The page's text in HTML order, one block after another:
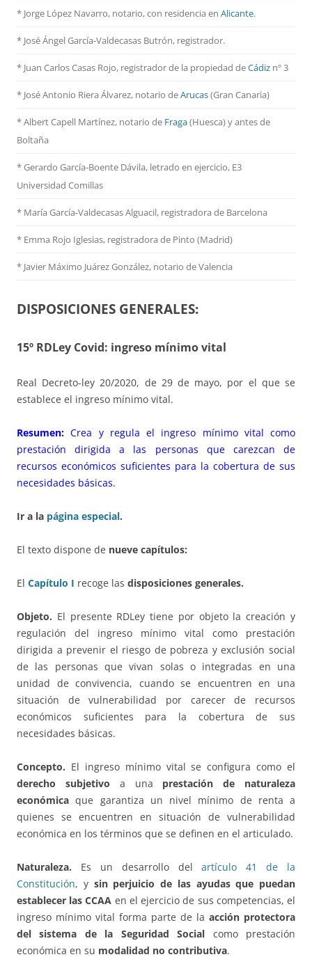
* Jorge López Navarro, notario, con residencia en Alicante.
* José Ángel García-Valdecasas Butrón, registrador.
* Juan Carlos Casas Rojo, registrador de la propiedad deCádiz nº 3
* José Antonio Riera Álvarez, notario deArucas(Gran Canaria)
* Albert Capell Martínez, notario de Fraga(Huesca) y antes de
Boltaña
* Gerardo García-Boente Dávila, letrado en ejercicio, E3
Universidad Comillas
* María García-Valdecasas Alguacil, registradora de Barcelona
* Emma Rojo Iglesias, registradora de Pinto (Madrid)
* Javier Máximo Juárez González, notario de Valencia
DISPOSICIONES GENERALES:
15º RDLey Covid: ingreso mínimo vital
Real Decreto-ley 20/2020, de 29 de mayo, por el que se
establece el ingreso mínimo vital.
Resumen: Crea y regula el ingreso mínimo vital como
prestación dirigida a las personas que carezcan de
recursos económicos suficientes para la cobertura de sus
necesidades básicas.
Ir a la página especial.
El texto dispone de nueve capítulos:
El Capítulo I recoge las disposiciones generales.
Objeto. El presente RDLey tiene por objeto la creación y
regulación del ingreso mínimo vital como prestación
dirigida a prevenir el riesgo de pobreza y exclusión social
de las personas que vivan solas o integradas en una
unidad de convivencia, cuando se encuentren en una
situación de vulnerabilidad por carecer de recursos
económicos suficientes para la cobertura de sus
necesidades básicas.
Concepto. El ingreso mínimo vital se configura como el
derecho subjetivo a una prestación de naturaleza
económica que garantiza un nivel mínimo de renta a
quienes se encuentren en situación de vulnerabilidad
económica en los términos que se definen en el articulado.
Naturaleza. Es un desarrollo delartículo 41 de la
Constitución, y sin perjuicio de las ayudas que puedan
establecer las CCAA en el ejercicio de sus competencias, el
ingreso mínimo vital forma parte de la acción protectora
del sistema de la Seguridad Social como prestación
económica en su modalidad no contributiva.